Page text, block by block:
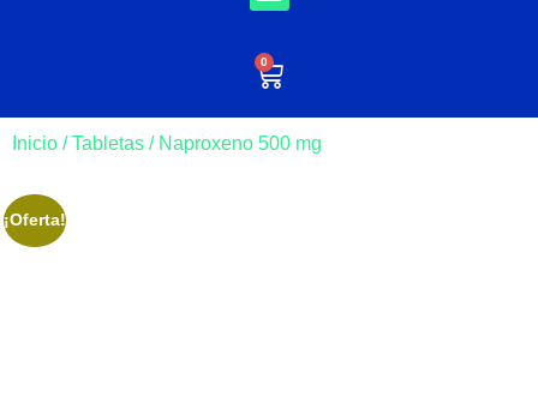
0
Inicio /Tabletas / Naproxeno 500 mg
¡Oferta!